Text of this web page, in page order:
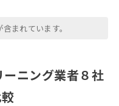
まれています。
ーニング業者８社